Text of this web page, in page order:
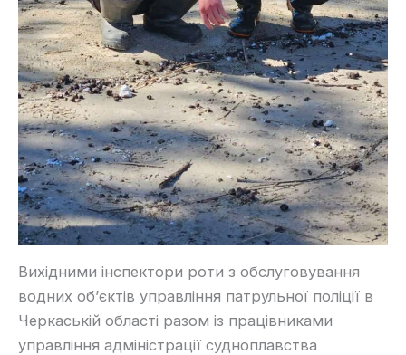
Вихідними інспектори роти з обслуговування
водних об’єктів управління патрульної поліції в
Черкаській області разом із працівниками
управління адміністрації судноплавства